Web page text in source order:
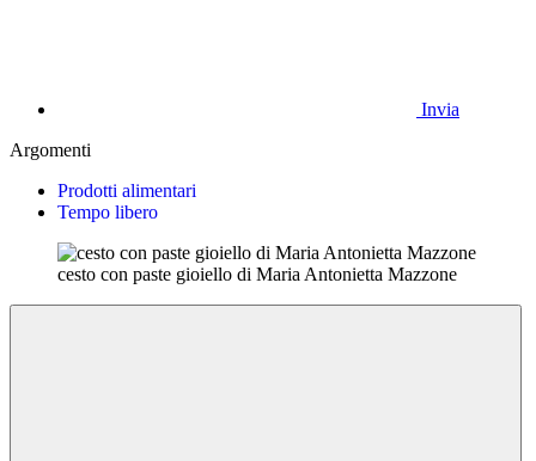
Invia
Argomenti
Prodotti alimentari
Tempo libero
cesto con paste gioiello di Maria Antonietta Mazzone